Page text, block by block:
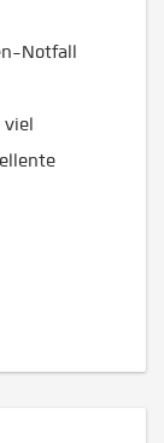
Notfall